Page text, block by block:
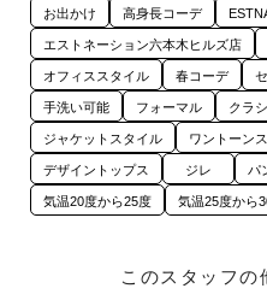
お出かけ 高身長コーデ
エストネーション六本木ヒルズ店
オフィススタイル 春コーデ
手洗い可能 フォーマル クラ
ジャケットスタイル ワントーン
デザイントップス ジレ パ
気温20度から25度 気温25度から
このスタッフの